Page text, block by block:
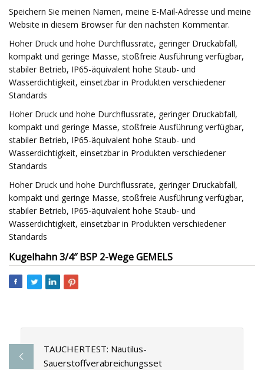
Speichern Sie meinen Namen, meine E-Mail-Adresse und meine
Website in diesem Browser für den nächsten Kommentar.
Hoher Druck und hohe Durchflussrate, geringer Druckabfall,
kompakt und geringe Masse, stoßfreie Ausführung verfügbar,
stabiler Betrieb, IP65-äquivalent hohe Staub- und
Wasserdichtigkeit, einsetzbar in Produkten verschiedener
Standards
Hoher Druck und hohe Durchflussrate, geringer Druckabfall,
kompakt und geringe Masse, stoßfreie Ausführung verfügbar,
stabiler Betrieb, IP65-äquivalent hohe Staub- und
Wasserdichtigkeit, einsetzbar in Produkten verschiedener
Standards
Hoher Druck und hohe Durchflussrate, geringer Druckabfall,
kompakt und geringe Masse, stoßfreie Ausführung verfügbar,
stabiler Betrieb, IP65-äquivalent hohe Staub- und
Wasserdichtigkeit, einsetzbar in Produkten verschiedener
Standards
Kugelhahn 3/4″ BSP 2-Wege GEMELS
TAUCHERTEST: Nautilus-
Sauerstoffverabreichungsset